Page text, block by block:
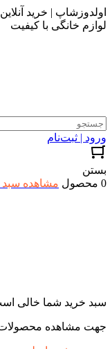
اولدوزشاپ | خرید
لوازم خانگی با کیفیت
ورود | ثبت‌نام
بستن
0 محصول
مشاهده سبد
سبد خرید شما خالی
جهت مشاهده محصولات